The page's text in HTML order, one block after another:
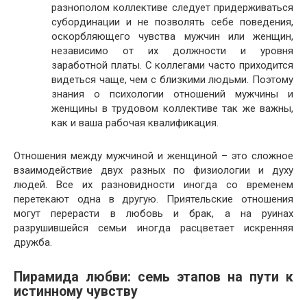
разнополом коллективе следует придерживаться
субординации и не позволять себе поведения,
оскорбляющего чувства мужчин или женщин,
независимо от их должности и уровня
заработной платы. С коллегами часто приходится
видеться чаще, чем с близкими людьми. Поэтому
знания о психологии отношений мужчины и
женщины в трудовом коллективе так же важны,
как и ваша рабочая квалификация.
Отношения между мужчиной и женщиной – это сложное
взаимодействие двух разных по физиологии и духу
людей. Все их разновидности иногда со временем
перетекают одна в другую. Приятельские отношения
могут перерасти в любовь и брак, а на руинах
разрушившейся семьи иногда расцветает искренняя
дружба.
Пирамида любви: семь этапов на пути к
истинному чувству